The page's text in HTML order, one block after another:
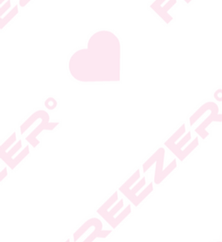
היצרן או גוף הכשרות;
המידע המעודכן מופיע על
* טעות סופר בתיאור המוצר
* ט.ל.ח.